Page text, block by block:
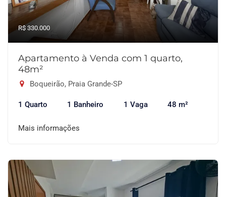
R$ 330.000
Apartamento à Venda com 1 quarto,
48m²
Boqueirão, Praia Grande-SP
1 Quarto 1 Banheiro 1 Vaga 48 m²
Mais informações